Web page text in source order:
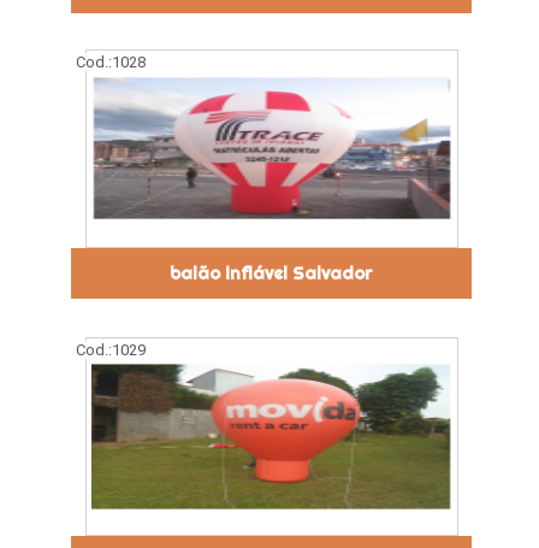
Cod.:1028
balão inflável Salvador
Cod.:1029